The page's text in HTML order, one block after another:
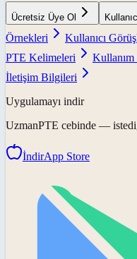
Ücretsiz Üye Ol
Örnekleri
Kullanıcı
PTE Kelimeleri
Kullanım
İletişim Bilgileri
Uygulamayı indir
UzmanPTE cebinde —
İndirApp Store